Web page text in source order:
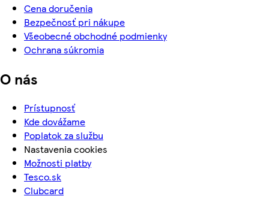
Cena doručenia
Bezpečnosť pri nákupe
Všeobecné obchodné podmienky
Ochrana súkromia
O nás
Prístupnosť
Kde dovážame
Poplatok za službu
Nastavenia cookies
Možnosti platby
Tesco.sk
Clubcard